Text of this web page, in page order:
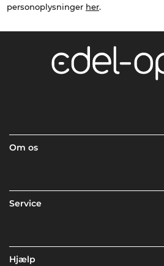
personoplysninger her.
Om os
Service
Hjælp